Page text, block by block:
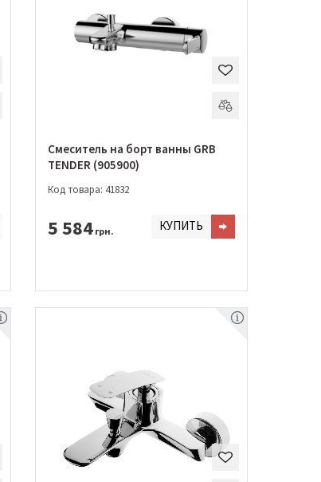
Смеситель на борт ванны GRB
TENDER (905900)
Код товара: 41832
5 584 грн. КУПИТЬ